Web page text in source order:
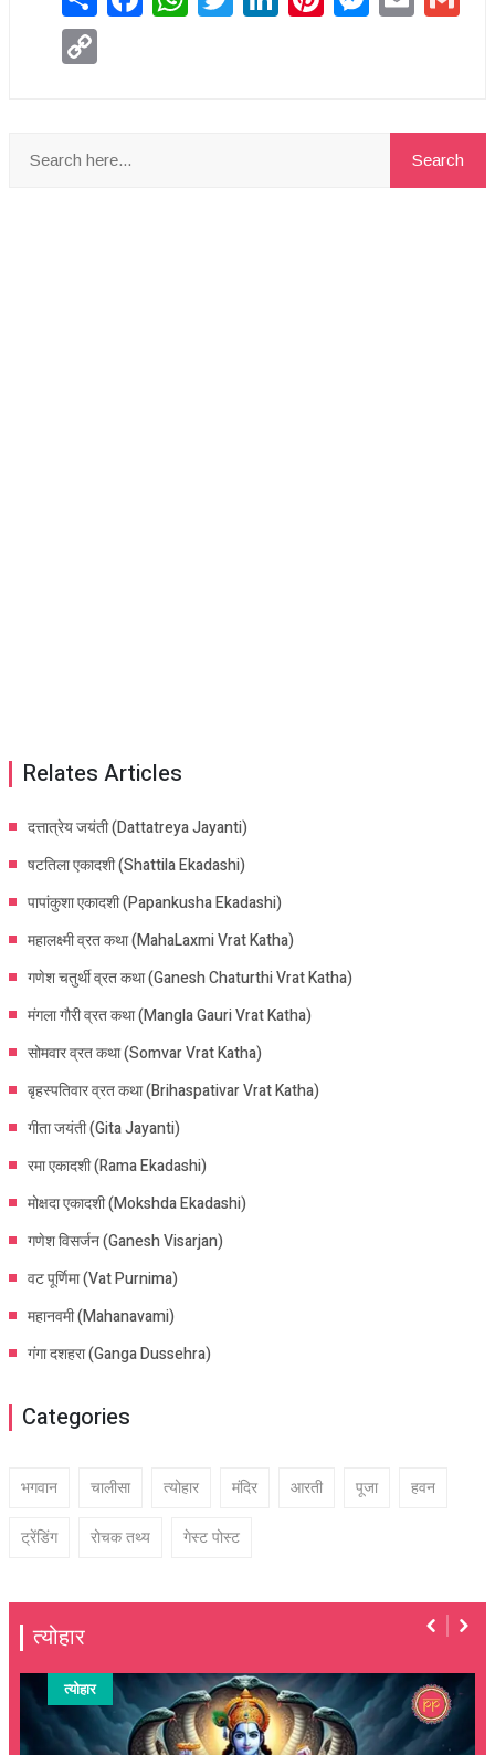
Relates Articles
दत्तात्रेय जयंती (Dattatreya Jayanti)
षटतिला एकादशी (Shattila Ekadashi)
पापांकुशा एकादशी (Papankusha Ekadashi)
महालक्ष्मी व्रत कथा (MahaLaxmi Vrat Katha)
गणेश चतुर्थी व्रत कथा (Ganesh Chaturthi Vrat Katha)
मंगला गौरी व्रत कथा (Mangla Gauri Vrat Katha)
सोमवार व्रत कथा (Somvar Vrat Katha)
बृहस्पतिवार व्रत कथा (Brihaspativar Vrat Katha)
गीता जयंती (Gita Jayanti)
रमा एकादशी (Rama Ekadashi)
मोक्षदा एकादशी (Mokshda Ekadashi)
गणेश विसर्जन (Ganesh Visarjan)
वट पूर्णिमा (Vat Purnima)
महानवमी (Mahanavami)
गंगा दशहरा (Ganga Dussehra)
Categories
भगवान चालीसा त्योहार मंदिर आरती पूजा हवन
ट्रेंडिंग रोचक तथ्य गेस्ट पोस्ट
त्योहार
त्योहार